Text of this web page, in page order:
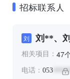
招标联系人
刘 刘**、
相关项目： 47
电话： 053